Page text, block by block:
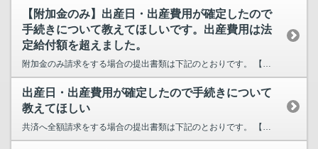
【附加金のみ】出産日・出産費用が確定したので
手続きについて教えてほしいです。出産費用は法
定給付額を超えました。
出産日・出産費用が確定したので手続きについて
教えてほしい
共済へ全額請求をする場合の提出書類は下記のとおりです。 【提出書類】 「 Ａ 出産費・家族...